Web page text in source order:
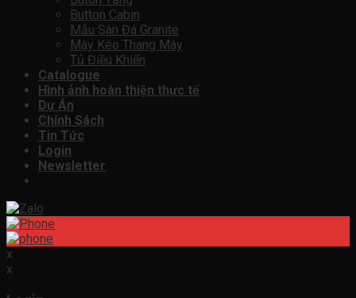
Button Cabin
Mẫu Sàn Đá Granite
Máy Kéo Thang Máy
Tủ Điều Khiển
Catalogue
Hình ảnh hoàn thiện thực tế
Dự Án
Chính Sách
Tin Tức
Login
Newsletter
x
x